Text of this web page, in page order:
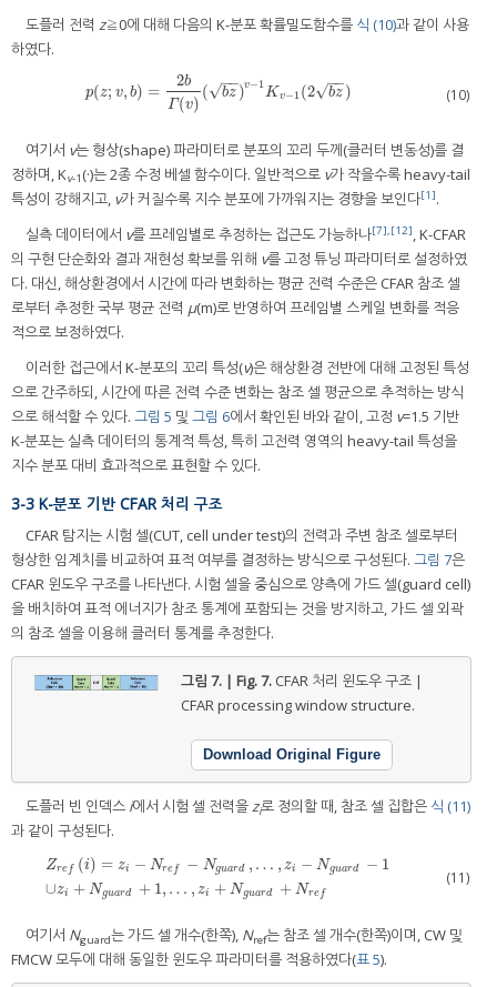
도플러 전력 z≧0에 대해 다음의 K-분포 확률밀도함수를 식 (10)과 같이 사용
하였다.
p(z; v, b) =
2b
Γ (v)
( bz
−−
√ )v−1
K v−1(2 bz
−−
√ )
p(z;v ,b =2bΓ(v)(bz)v−1 Kv−1(2bz) (10)
여기서 v는 형상(shape) 파라미터로 분포의 꼬리 두께(클러터 변동성)를 결
정하며, Kv-1 (·)는 2종 수정 베셀 함수이다. 일반적으로 v가 작을수록 heavy-tail
특성이 강해지고, v가 커질수록 지수 분포에 가까워지는 경향을 보인다[1].
실측 데이터에서 v를 프레임별로 추정하는 접근도 가능하나[7],[12], K-CFAR
의 구현 단순화와 결과 재현성 확보를 위해 v를 고정 튜닝 파라미터로 설정하였
다. 대신, 해상환경에서 시간에 따라 변화하는 평균 전력 수준은 CFAR 참조 셀
로부터 추정한 국부 평균 전력 μ(m)로 반영하여 프레임별 스케일 변화를 적응
적으로 보정하였다.
이러한 접근에서 K-분포의 꼬리 특성(v)은 해상환경 전반에 대해 고정된 특성
으로 간주하되, 시간에 따른 전력 수준 변화는 참조 셀 평균으로 추적하는 방식
으로 해석할 수 있다. 그림 5 및 그림 6에서 확인된 바와 같이, 고정 v=1.5 기반
K-분포는 실측 데이터의 통계적 특성, 특히 고전력 영역의 heavy-tail 특성을
지수 분포 대비 효과적으로 표현할 수 있다.
3-3 K-분포 기반 CFAR 처리 구조
CFAR 탐지는 시험 셀(CUT, cell under test)의 전력과 주변 참조 셀로부터
형상한 임계치를 비교하여 표적 여부를 결정하는 방식으로 구성된다. 그림 7은
CFAR 윈도우 구조를 나타낸다. 시험 셀을 중심으로 양측에 가드 셀(guard cell)
을 배치하여 표적 에너지가 참조 통계에 포함되는 것을 방지하고, 가드 셀 외곽
의 참조 셀을 이용해 클러터 통계를 추정한다.
그림 7. | Fig. 7. CFAR 처리 윈도우 구조 |
CFAR processing window structure.
Download Original Figure
도플러 빈 인덱스 i에서 시험 셀 전력을zi로 정의할 때, 참조 셀 집합은 식 (11)
과 같이 구성된다.
Zre f (i) = zi − Nre f − Nguard , … , zi − Nguard − 1
∪zi + Nguard + 1, … , zi + Nguard + Nref
ef( )= z e gua zi−Ng u 1 Nguar ua rd
(11)
여기서 Nguard는 가드 셀 개수(한쪽), Nref는 참조 셀 개수(한쪽)이며, CW 및
FMCW 모두에 대해 동일한 윈도우 파라미터를 적용하였다(표 5).